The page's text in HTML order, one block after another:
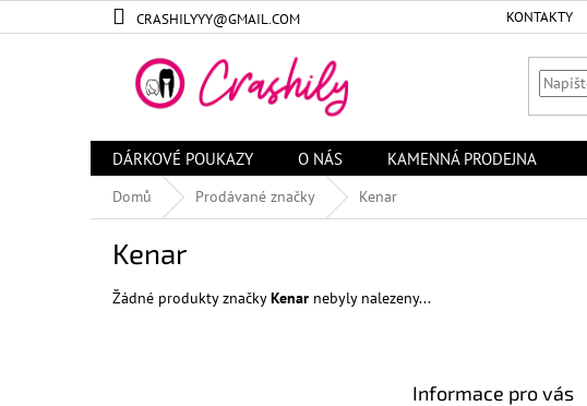
na
CRASHILYYY@GMAIL.COM KONTAKTY
DÁRKOVÉ POUKAZY O NÁS KAMENNÁ PRODEJNA
Domů Prodávané značky Kenar
Kenar
Žádné produkty značkyKenar nebyly nalezeny...
Informace pro vás